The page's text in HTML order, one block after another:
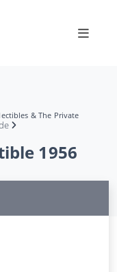
& The Private
1956